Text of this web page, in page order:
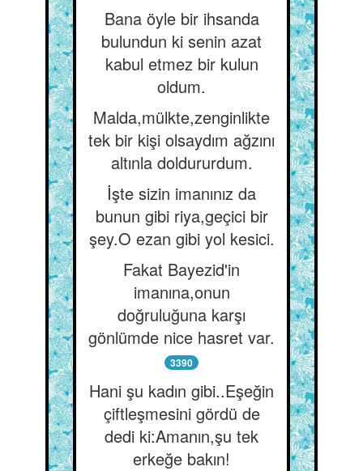
Bana öyle bir ihsanda
bulundun ki senin azat
kabul etmez bir kulun
oldum.
Malda,mülkte,zenginlikte
tek bir kişi olsaydım ağzını
altınla doldururdum.
İşte sizin imanınız da
bunun gibi riya,geçici bir
şey.O ezan gibi yol kesici.
Fakat Bayezid'in
imanına,onun
doğruluğuna karşı
gönlümde nice hasret var.
3390
Hani şu kadın gibi..Eşeğin
çiftleşmesini gördü de
dedi ki:Amanın,şu tek
erkeğe bakın!